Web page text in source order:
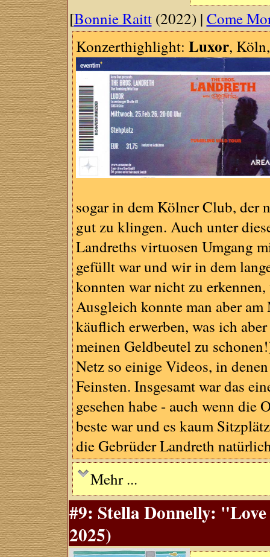
[Bonnie Raitt(2022) | Come
Konzerthighlight: Luxor,
sogar in dem Kölner Club, der
gut zu klingen. Auch unter
Landreths virtuosen Umgang
gefüllt war und wir in dem
konnten war nicht zu erkennen,
Ausgleich konnte man aber
käuflich erwerben, was ich
meinen Geldbeutel zu
Netz so einige Videos, in
Feinsten. Insgesamt war das
gesehen habe - auch wenn
beste war und es kaum
die Gebrüder Landreth
Mehr ...
#9: Stella Donnelly:
2025)